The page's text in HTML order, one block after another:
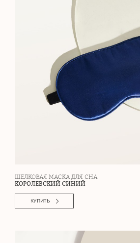
ШЕЛКОВАЯ МАСКА ДЛЯ СНА
КОРОЛЕВСКИЙ СИНИЙ
КУПИТЬ